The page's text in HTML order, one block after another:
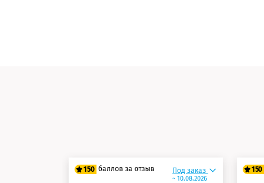
150 баллов за отзыв Под заказ
~ 10.08.2026
150